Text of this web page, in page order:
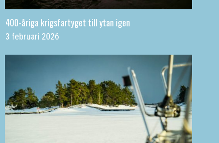
400-åriga krigsfartyget till ytan igen
3 februari 2026